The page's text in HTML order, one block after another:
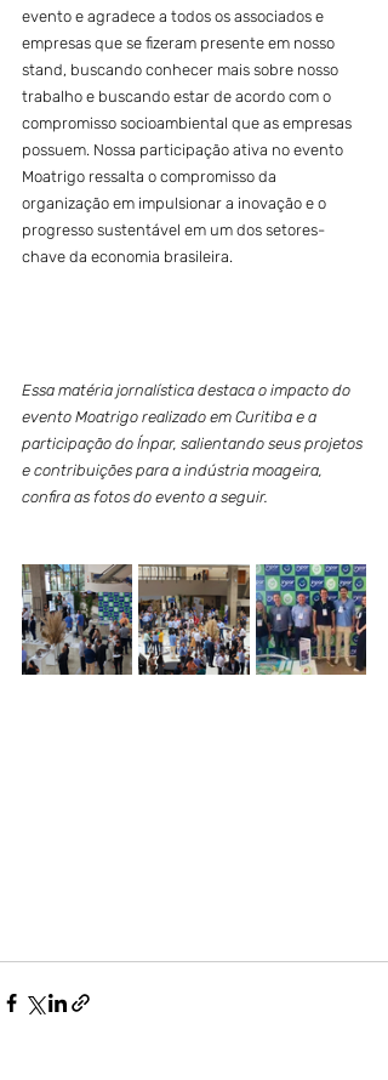
evento e agradece a todos os associados e
empresas que se fizeram presente em nosso
stand, buscando conhecer mais sobre nosso
trabalho e buscando estar de acordo com o
compromisso socioambiental que as empresas
possuem. Nossa participação ativa no evento
Moatrigo ressalta o compromisso da
organização em impulsionar a inovação e o
progresso sustentável em um dos setores-
chave da economia brasileira.
Essa matéria jornalística destaca o impacto do
evento Moatrigo realizado em Curitiba e a
participação do Ínpar, salientando seus projetos
e contribuições para a indústria moageira,
confira as fotos do evento a seguir.